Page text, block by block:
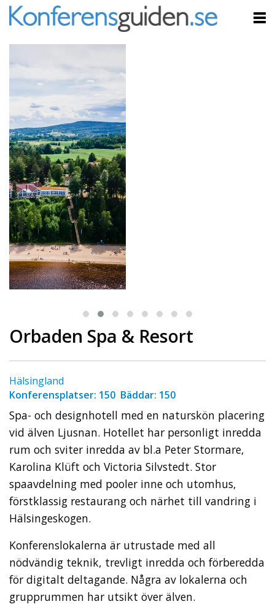
Orbaden Spa & Resort
Hälsingland
Konferensplatser: 150 Bäddar: 150
Spa- och designhotell med en naturskön placering
vid älven Ljusnan. Hotellet har personligt inredda
rum och sviter inredda av bl.a Peter Stormare,
Karolina Klüft och Victoria Silvstedt. Stor
spaavdelning med pooler inne och utomhus,
förstklassig restaurang och närhet till vandring i
Hälsingeskogen.
Konferenslokalerna är utrustade med all
nödvändig teknik, trevligt inredda och förberedda
för digitalt deltagande. Några av lokalerna och
grupprummen har utsikt över älven.